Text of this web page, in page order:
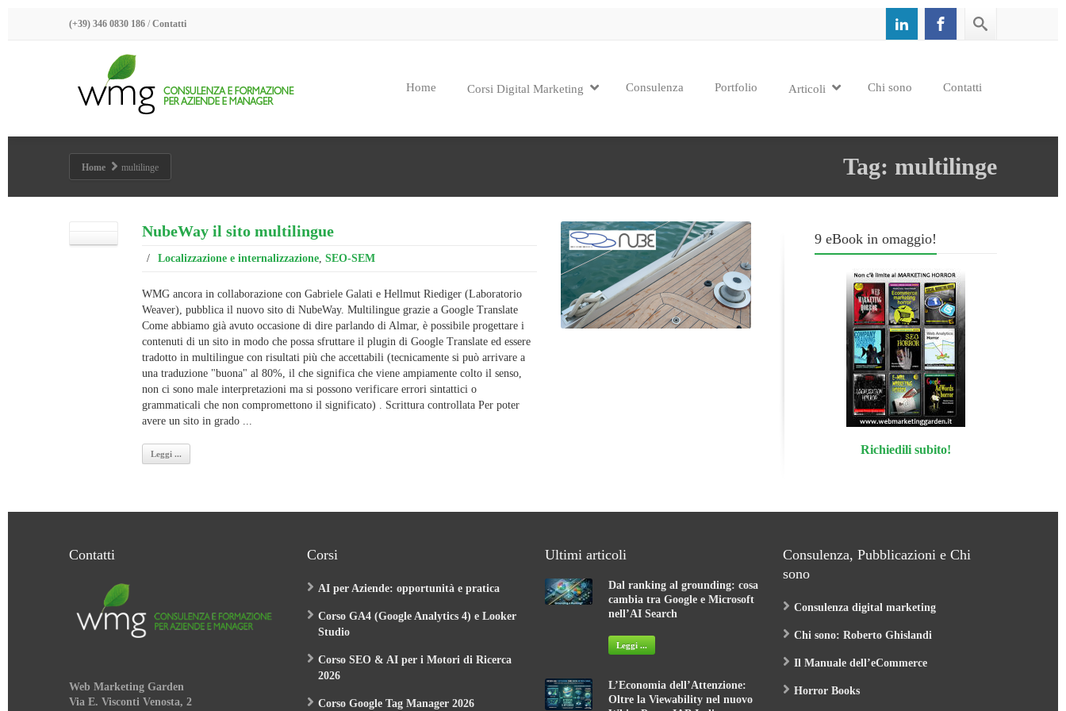
(+39) 346 0830 186 / Contatti
Home Corsi Digital Marketing Consulenza Portfolio Articoli Chi sono Contatti
Tag: multilinge
Home multilinge
NubeWay il sito multilingue
/ Localizzazione e internalizzazione, SEO-SEM
WMG ancora in collaborazione con Gabriele Galati e Hellmut Riediger (Laboratorio
Weaver), pubblica il nuovo sito di NubeWay. Multilingue grazie a Google Translate
Come abbiamo già avuto occasione di dire parlando di Almar, è possibile progettare i
contenuti di un sito in modo che possa sfruttare il plugin di Google Translate ed essere
tradotto in multilingue con risultati più che accettabili (tecnicamente si può arrivare a
una traduzione "buona" al 80%, il che significa che viene ampiamente colto il senso,
non ci sono male interpretazioni ma si possono verificare errori sintattici o
grammaticali che non compromettono il significato) . Scrittura controllata Per poter
avere un sito in grado ...
Leggi ...
9 eBook in omaggio!
Richiedili subito!
Contatti
Web Marketing Garden
Via E. Visconti Venosta, 2
Corsi
AI per Aziende: opportunità e pratica
Corso GA4 (Google Analytics 4) e Looker
Studio
Corso SEO & AI per i Motori di Ricerca
2026
Corso Google Tag Manager 2026
Ultimi articoli
Dal ranking al grounding: cosa
cambia tra Google e Microsoft
nell’AI Search
Leggi ...
L’Economia dell’Attenzione:
Oltre la Viewability nel nuovo
Consulenza, Pubblicazioni e Chi
sono
Consulenza digital marketing
Chi sono: Roberto Ghislandi
Il Manuale dell’eCommerce
Horror Books